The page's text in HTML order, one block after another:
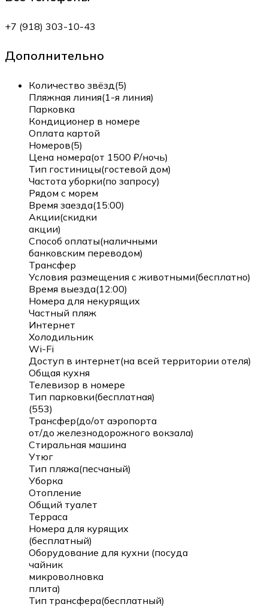
+7 (918) 303-10-43
Дополнительно
Количество звёзд(5)
Пляжная линия(1-я линия)
Парковка
Кондиционер в номере
Оплата картой
Номеров(5)
Цена номера(от 1500 ₽/ночь)
Тип гостиницы(гостевой дом)
Частота уборки(по запросу)
Рядом с морем
Время заезда(15:00)
Акции(скидки
акции)
Способ оплаты(наличными
банковским переводом)
Трансфер
Условия размещения с животными(бесплатно)
Время выезда(12:00)
Номера для некурящих
Частный пляж
Интернет
Холодильник
Wi-Fi
Доступ в интернет(на всей территории отеля)
Общая кухня
Телевизор в номере
Тип парковки(бесплатная)
(553)
Трансфер(до/от аэропорта
от/до железнодорожного вокзала)
Стиральная машина
Утюг
Тип пляжа(песчаный)
Уборка
Отопление
Общий туалет
Терраса
Номера для курящих
(бесплатный)
Оборудование для кухни (посуда
чайник
микроволновка
плита)
Тип трансфера(бесплатный)